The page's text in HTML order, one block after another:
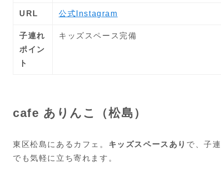
URL 公式Instagram
子連れ
ポイン
ト
キッズスペース完備
cafe ありんこ（松島）
東区松島にあるカフェ。 キッズスペースあり で、子
でも気軽に立ち寄れます。